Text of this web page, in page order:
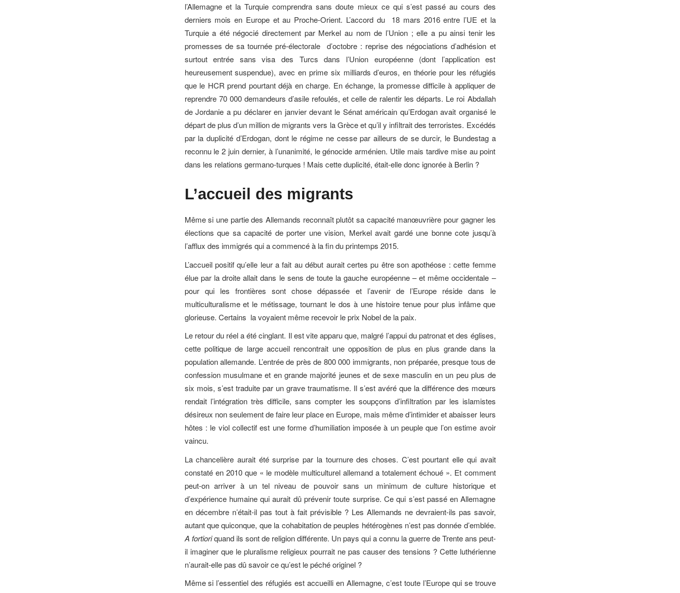
l’Allemagne et la Turquie comprendra sans doute mieux ce qui s’est passé au cours des
derniers mois en Europe et au Proche-Orient. L’accord du 18 mars 2016 entre l’UE et la
Turquie a été négocié directement par Merkel au nom de l’Union ; elle a pu ainsi tenir les
promesses de sa tournée pré-électorale d’octobre : reprise des négociations d’adhésion et
surtout entrée sans visa des Turcs dans l’Union européenne (dont l’application est
heureusement suspendue), avec en prime six milliards d’euros, en théorie pour les réfugiés
que le HCR prend pourtant déjà en charge. En échange, la promesse difficile à appliquer de
reprendre 70 000 demandeurs d’asile refoulés, et celle de ralentir les départs. Le roi Abdallah
de Jordanie a pu déclarer en janvier devant le Sénat américain qu’Erdogan avait organisé le
départ de plus d’un million de migrants vers la Grèce et qu’il y infiltrait des terroristes. Excédés
par la duplicité d’Erdogan, dont le régime ne cesse par ailleurs de se durcir, le Bundestag a
reconnu le 2 juin dernier, à l’unanimité, le génocide arménien. Utile mais tardive mise au point
dans les relations germano-turques ! Mais cette duplicité, était-elle donc ignorée à Berlin ?
L’accueil des migrants
Même si une partie des Allemands reconnaît plutôt sa capacité manœuvrière pour gagner les
élections que sa capacité de porter une vision, Merkel avait gardé une bonne cote jusqu’à
l’afflux des immigrés qui a commencé à la fin du printemps 2015.
L’accueil positif qu’elle leur a fait au début aurait certes pu être son apothéose : cette femme
élue par la droite allait dans le sens de toute la gauche européenne – et même occidentale –
pour qui les frontières sont chose dépassée et l’avenir de l’Europe réside dans le
multiculturalisme et le métissage, tournant le dos à une histoire tenue pour plus infâme que
glorieuse. Certains la voyaient même recevoir le prix Nobel de la paix.
Le retour du réel a été cinglant. Il est vite apparu que, malgré l’appui du patronat et des églises,
cette politique de large accueil rencontrait une opposition de plus en plus grande dans la
population allemande. L’entrée de près de 800 000 immigrants, non préparée, presque tous de
confession musulmane et en grande majorité jeunes et de sexe masculin en un peu plus de
six mois, s’est traduite par un grave traumatisme. Il s’est avéré que la différence des mœurs
rendait l’intégration très difficile, sans compter les soupçons d’infiltration par les islamistes
désireux non seulement de faire leur place en Europe, mais même d’intimider et abaisser leurs
hôtes : le viol collectif est une forme d’humiliation imposée à un peuple que l’on estime avoir
vaincu.
La chancelière aurait été surprise par la tournure des choses. C’est pourtant elle qui avait
constaté en 2010 que « le modèle multiculturel allemand a totalement échoué ». Et comment
peut-on arriver à un tel niveau de pouvoir sans un minimum de culture historique et
d’expérience humaine qui aurait dû prévenir toute surprise. Ce qui s’est passé en Allemagne
en décembre n’était-il pas tout à fait prévisible ? Les Allemands ne devraient-ils pas savoir,
autant que quiconque, que la cohabitation de peuples hétérogènes n’est pas donnée d’emblée.
A fortioriquand ils sont de religion différente. Un pays qui a connu la guerre de Trente ans peut-
il imaginer que le pluralisme religieux pourrait ne pas causer des tensions ? Cette luthérienne
n’aurait-elle pas dû savoir ce qu’est le péché originel ?
Même si l’essentiel des réfugiés est accueilli en Allemagne, c’est toute l’Europe qui se trouve